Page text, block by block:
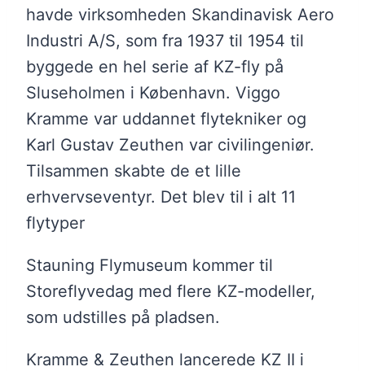
havde virksomheden Skandinavisk Aero
Industri A/S, som fra 1937 til 1954 til
byggede en hel serie af KZ-fly på
Sluseholmen i København. Viggo
Kramme var uddannet flytekniker og
Karl Gustav Zeuthen var civilingeniør.
Tilsammen skabte de et lille
erhvervseventyr. Det blev til i alt 11
flytyper
Stauning Flymuseum kommer til
Storeflyvedag med flere KZ-modeller,
som udstilles på pladsen.
Kramme & Zeuthen lancerede KZ II i